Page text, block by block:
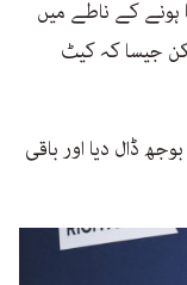
ہونے کے ناطے میں
جیسا کہ کیٹ
ڈال دیا اور باقی